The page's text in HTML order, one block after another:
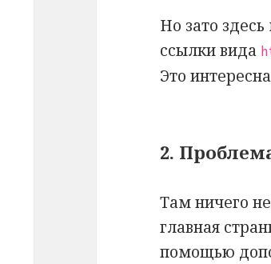
Но зато
ссылки вида
Это
2.
Там ничего
главная
помощью